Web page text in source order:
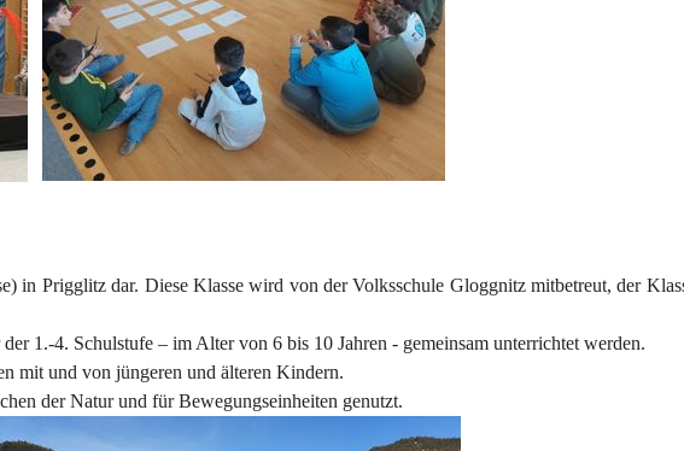
in Prigglitz dar. Diese Klasse wird von der Volksschule Gloggnitz mitbetreut, der
1.-4. Schulstufe – im Alter von 6 bis 10 Jahren - gemeinsam unterrichtet werden.
mit und von jüngeren und älteren Kindern.
der Natur und für Bewegungseinheiten genutzt.